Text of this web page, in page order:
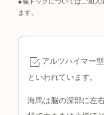
ます。
アルツハイマー
といわれています。
海馬は脳の深部に左